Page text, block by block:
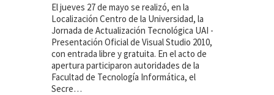
El jueves 27 de mayo se realizó, en la
Localización Centro de la Universidad, la
Jornada de Actualización Tecnológica UAI -
Presentación Oficial de Visual Studio 2010,
con entrada libre y gratuita. En el acto de
apertura participaron autoridades de la
Facultad de Tecnología Informática, el
Secre…